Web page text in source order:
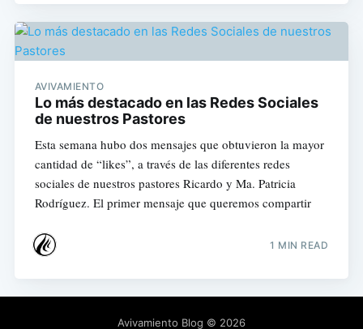
AVIVAMIENTO
Lo más destacado en las Redes Sociales
de nuestros Pastores
Esta semana hubo dos mensajes que obtuvieron la mayor
cantidad de “likes”, a través de las diferentes redes
sociales de nuestros pastores Ricardo y Ma. Patricia
Rodríguez. El primer mensaje que queremos compartir
1 MIN READ
Avivamiento Blog © 2026